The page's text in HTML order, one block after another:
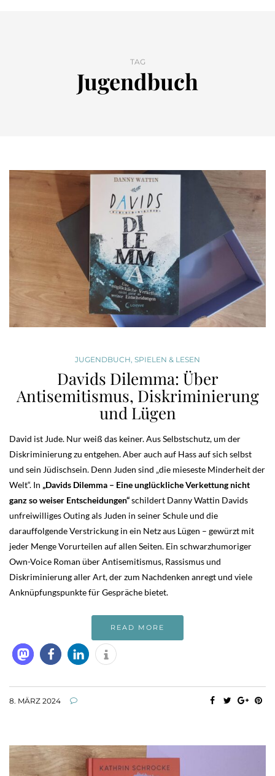
TAG
Jugendbuch
JUGENDBUCH, SPIELEN & LESEN
Davids Dilemma: Über
Antisemitismus, Diskriminierung
und Lügen
David ist Jude. Nur weiß das keiner. Aus Selbstschutz, um der
Diskriminierung zu entgehen. Aber auch auf Hass auf sich selbst
und sein Jüdischsein. Denn Juden sind „die mieseste Minderheit der
Welt“. In „Davids Dilemma – Eine unglückliche Verkettung nicht
ganz so weiser Entscheidungen“schildert Danny Wattin Davids
unfreiwilliges Outing als Juden in seiner Schule und die
darauffolgende Verstrickung in ein Netz aus Lügen – gewürzt mit
jeder Menge Vorurteilen auf allen Seiten. Ein schwarzhumoriger
Own-Voice Roman über Antisemitismus, Rassismus und
Diskriminierung aller Art, der zum Nachdenken anregt und viele
Anknüpfungspunkte für Gespräche bietet.
READ MORE
8. MÄRZ 2024